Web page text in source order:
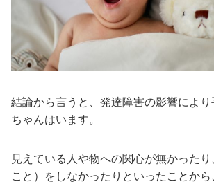
結論から言うと、発達障害の影響によ
ちゃんはいます。
見えている人や物への関心が無かったり
こと）をしなかったりといったことか